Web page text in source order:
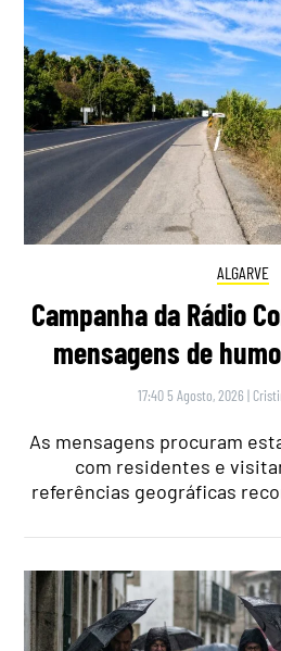
ALGARVE
Campanha da Rádio
mensagens de
17:40 5 Agosto, 2026 |
As mensagens procuram
com residentes e
referências geográficas